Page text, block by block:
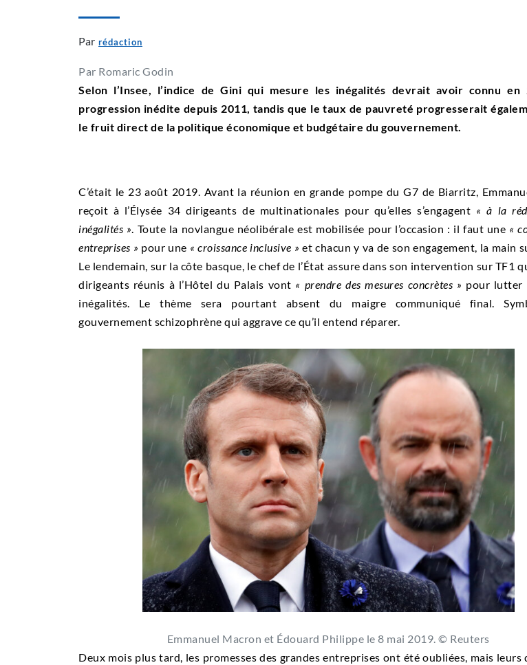
Par rédaction
Par Romaric Godin
Selon l’Insee, l’indice de Gini qui mesure les inégalités devrait avoir connu en
progression inédite depuis 2011, tandis que le taux de pauvreté progresserait
le fruit direct de la politique économique et budgétaire du gouvernement.
C’était le 23 août 2019. Avant la réunion en grande pompe du G7 de Biarritz,
reçoit à l’Élysée 34 dirigeants de multinationales pour qu’elles s’engagent « à la
inégalités ». Toute la novlangue néolibérale est mobilisée pour l’occasion : il faut une «
entreprises » pour une « croissance inclusive » et chacun y va de son engagement, la main
Le lendemain, sur la côte basque, le chef de l’État assure dans son intervention sur TF1
dirigeants réunis à l’Hôtel du Palais vont « prendre des mesures concrètes » pour lutter
inégalités. Le thème sera pourtant absent du maigre communiqué final.
gouvernement schizophrène qui aggrave ce qu’il entend réparer.
Emmanuel Macron et Édouard Philippe le 8 mai 2019. © Reuters
Deux mois plus tard, les promesses des grandes entreprises ont été oubliées, mais leurs